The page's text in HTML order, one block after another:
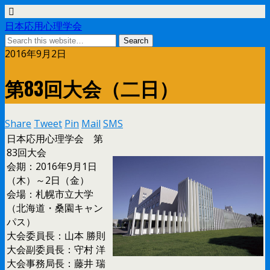
日本応用心理学会
2016年9月2日
第83回大会（二日）
Share Tweet Pin Mail SMS
日本応用心理学会 第
83回大会
会期：2016年9月1日
（木）～2日（金）
会場：札幌市立大学
（北海道・桑園キャン
パス）
大会委員長：山本 勝則
大会副委員長：守村 洋
大会事務局長：藤井 瑞